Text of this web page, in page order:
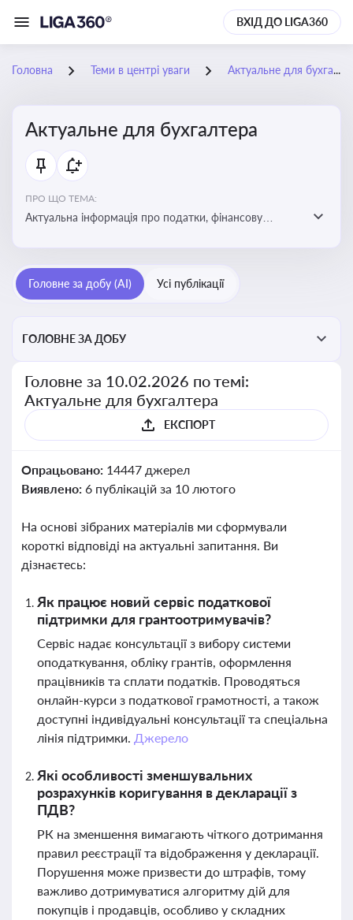
ВХІД ДО LIGA360
Головна Теми в центрі уваги Актуальне для бухгалтера
Актуальне для бухгалтера
ПРО ЩО ТЕМА:
Актуальна інформація про податки, фінансову
підприємств
Головне за добу (AI) Усі публікації
ГОЛОВНЕ ЗА ДОБУ
Головне за 10.02.2026 по темі:
Актуальне для бухгалтера
ЕКСПОРТ
Опрацьовано: 14447 джерел
Виявлено: 6 публікацій за 10 лютого
На основі зібраних матеріалів ми сформували
короткі відповіді на актуальні запитання. Ви
дізнаєтесь:
Як працює новий сервіс податкової
підтримки для грантоотримувачів?
Сервіс надає консультації з вибору системи
оподаткування, обліку грантів, оформлення
працівників та сплати податків. Проводяться
онлайн-курси з податкової грамотності, а також
доступні індивідуальні консультації та спеціальна
лінія підтримки. Джерело
Які особливості зменшувальних
розрахунків коригування в декларації з
ПДВ?
РК на зменшення вимагають чіткого дотримання
правил реєстрації та відображення у декларації.
Порушення може призвести до штрафів, тому
важливо дотримуватися алгоритму дій для
покупців і продавців, особливо у складних